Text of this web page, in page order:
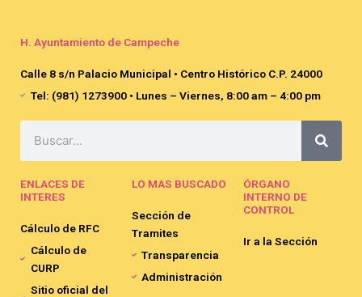
H. Ayuntamiento de Campeche
Calle 8 s/n Palacio Municipal • Centro Histórico C.P. 24000
Tel: (981) 1273900 • Lunes – Viernes, 8:00 am – 4:00 pm
ENLACES DE
INTERES
Cálculo de RFC
Cálculo de
CURP
Sitio oficial del
LO MAS BUSCADO
Sección de
Tramites
Transparencia
Administración
ÓRGANO
INTERNO DE
CONTROL
Ir a la Sección